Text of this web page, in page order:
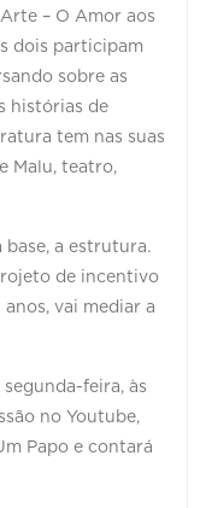
– O Amor aos
dois participam
sobre as
histórias de
tem nas suas
Malu, teatro,
a estrutura.
de incentivo
vai mediar a
feira, às
no Youtube,
Papo e contará